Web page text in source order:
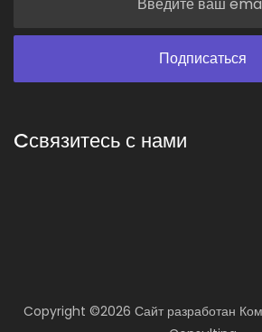
Cсвязитесь с нами
Copyright ©2026 Сайт разработан